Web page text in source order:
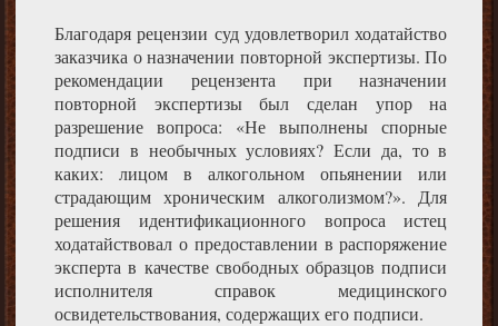
Благодаря рецензии суд удовлетворил ходатайство
заказчика о назначении повторной экспертизы. По
рекомендации рецензента при назначении
повторной экспертизы был сделан упор на
разрешение вопроса: «Не выполнены спорные
подписи в необычных условиях? Если да, то в
каких: лицом в алкогольном опьянении или
страдающим хроническим алкоголизмом?». Для
решения идентификационного вопроса истец
ходатайствовал о предоставлении в распоряжение
эксперта в качестве свободных образцов подписи
исполнителя справок медицинского
освидетельствования, содержащих его подписи.